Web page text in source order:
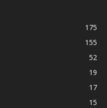
175
155
52
19
17
15